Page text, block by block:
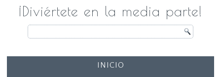
¡Diviértete en la media parte!
INICIO